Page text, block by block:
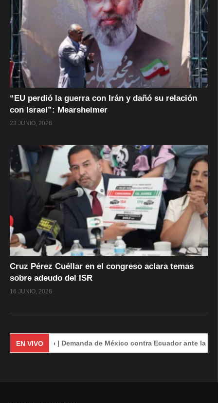
“EU perdió la guerra con Irán y dañó su relación
con Israel”: Mearsheimer
23 JUNIO, 2026
Cruz Pérez Cuéllar en el congreso aclara temas
sobre adeudo del ISR
16 JUNIO, 2026
EN VIVO
| Demanda de México contra Ecuador ante la Corte